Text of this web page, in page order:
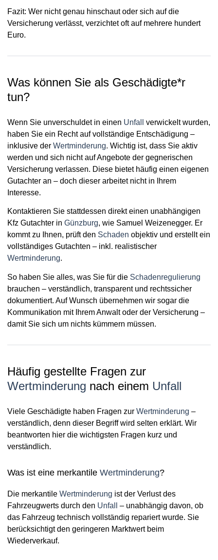
Fazit: Wer nicht genau hinschaut oder sich auf die
Versicherung verlässt, verzichtet oft auf mehrere hundert
Euro.
Was können Sie als Geschädigte*r
tun?
Wenn Sie unverschuldet in einen Unfall
verwickelt wurden,
haben Sie ein Recht auf vollständige Entschädigung –
inklusive der Wertminderung. Wichtig ist, dass Sie aktiv
werden und sich nicht auf Angebote der gegnerischen
Versicherung verlassen. Diese bietet häufig einen eigenen
Gutachter an – doch dieser arbeitet nicht in Ihrem
Interesse.
Kontaktieren Sie stattdessen direkt einen unabhängigen
Kfz Gutachter in Günzburg, wie Samuel Weizenegger. Er
kommt zu Ihnen, prüft den Schaden objektiv und erstellt ein
vollständiges Gutachten – inkl. realistischer
Wertminderung.
So haben Sie alles, was Sie für die Schadenregulierung
brauchen – verständlich, transparent und rechtssicher
dokumentiert. Auf Wunsch übernehmen wir sogar die
Kommunikation mit Ihrem Anwalt oder der Versicherung –
damit Sie sich um nichts kümmern müssen.
Häufig gestellte Fragen zur
Wertminderung nach einem Unfall
Viele Geschädigte haben Fragen zur Wertminderung –
verständlich, denn dieser Begriff wird selten erklärt. Wir
beantworten hier die wichtigsten Fragen kurz und
verständlich.
Was ist eine merkantile Wertminderung?
Die merkantile Wertminderung ist der Verlust des
Fahrzeugwerts durch den Unfall
– unabhängig davon, ob
das Fahrzeug technisch vollständig repariert wurde. Sie
berücksichtigt den geringeren Marktwert beim
Wiederverkauf.